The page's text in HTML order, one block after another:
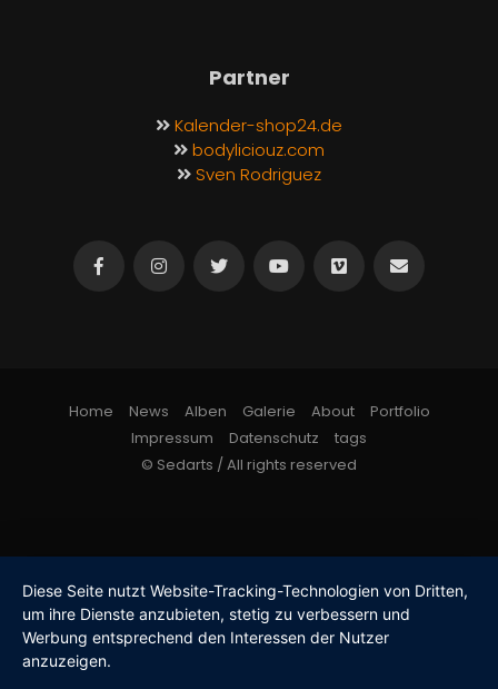
Partner
Kalender-shop24.de
bodyliciouz.com
Sven Rodriguez
Home News Alben Galerie About
Portfolio
Impressum
Datenschutz
tags
© Sedarts / All rights reserved
Diese Seite nutzt Website-Tracking-Technologien von Dritten,
um ihre Dienste anzubieten, stetig zu verbessern und
Werbung entsprechend den Interessen der Nutzer
anzuzeigen.